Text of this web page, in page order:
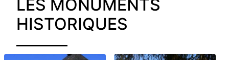
LES MONUMENTS
HISTORIQUES